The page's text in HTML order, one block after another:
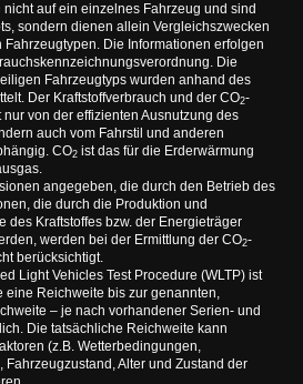
auf ein einzelnes Fahrzeug und sind
sondern dienen allein Vergleichszwecken
Die Informationen erfolgen
Die
Fahrzeugtyps wurden anhand des
Der Kraftstoffverbrauch und der CO2-
von der effizienten Ausnutzung des
auch vom Fahrstil und anderen
CO2ist das für die Erderwärmung
angegeben, die durch den Betrieb des
die durch die Produktion und
des Kraftstoffes bzw. der Energieträger
werden bei der Ermittlung der CO2-
berücksichtigt.
Light Vehicles Test Procedure (WLTP) ist
eine Reichweite bis zur genannten,
– je nach vorhandener Serien- und
Die tatsächliche Reichweite kann
(z.B. Wetterbedingungen,
Fahrzeugzustand, Alter und Zustand der